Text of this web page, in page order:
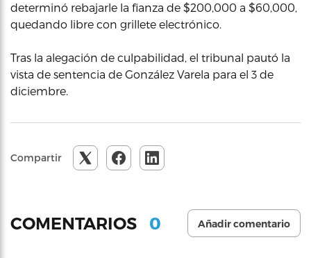
determinó rebajarle la fianza de $200,000 a $60,000,
quedando libre con grillete electrónico.
Tras la alegación de culpabilidad, el tribunal pautó la
vista de sentencia de González Varela para el 3 de
diciembre.
Compartir
COMENTARIOS 0 Añadir comentario